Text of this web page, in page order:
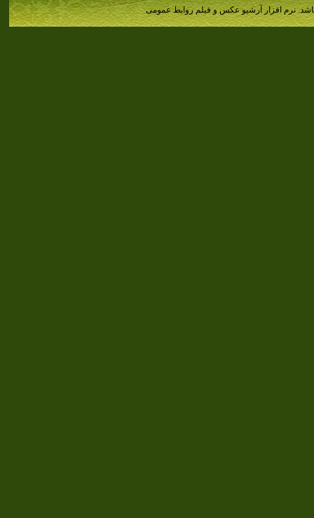
نرم افزار آرشیو عکس و فیلم روابط عمومی